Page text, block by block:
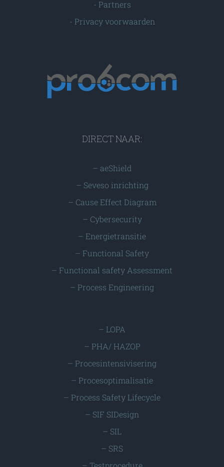
- Partners
- Privacy voorwaarden
DIRECT NAAR:
– aeShield
– Seveso inrichting
– Cause Effect Diagram
– Cybersecurity
– Energietransitie
– Functional Safety
– Functional safety Assessment
– Process Engineering
– LOPA
– PHA/ HAZOP
– Procesintensivisering
– Procesoptimalisatie
– Process Safety Lifecycle
– SIF SIDesign
– SIL
– SRS